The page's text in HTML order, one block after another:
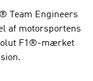
Team Engineers
af motorsportens
F1®-mærket